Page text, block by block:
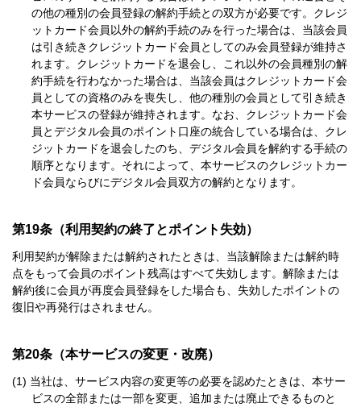
の他の種別の会員登録の解約手続との双方が必要です。クレジ
ットカード会員以外の解約手続のみを行った場合は、当該会員
は引き続きクレジットカード会員としてのみ会員登録が維持さ
れます。クレジットカードを退会し、これ以外の会員種別の解
約手続を行わなかった場合は、当該会員はクレジットカード会
員としての資格のみを喪失し、他の種別の会員として引き続き
本サービスの登録が維持されます。なお、クレジットカード会
員とデジタル会員のポイント口座の統合している場合は、クレ
ジットカードを退会したのち、デジタル会員を解約する手続の
順序となります。それによって、本サービスのクレジットカー
ド会員ならびにデジタル会員双方の解約となります。
第19条（利用契約の終了とポイント失効）
利用契約が解除または解約されたときは、当該解除または解約時
点をもって会員のポイント残高はすべて失効します。解除または
解約後に会員が再度会員登録をした場合も、失効したポイントの
復旧や再発行はされません。
第20条（本サービスの変更・改廃）
当社は、サービス内容の変更等の必要を認めたときは、本サー
ビスの全部または一部を変更、追加または廃止できるものと